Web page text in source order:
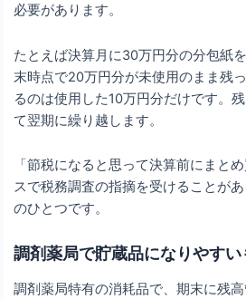
必要があります。
たとえば決算月に30万円分の分包紙
末時点で20万円分が未使用のまま残
るのは使用した10万円分だけです。
て翌期に繰り越します。
「節税になると思って決算前にまと
スで税務調査の指摘を受けることが
のひとつです。
調剤薬局で貯蔵品になりやすい
調剤薬局特有の消耗品で、期末に残